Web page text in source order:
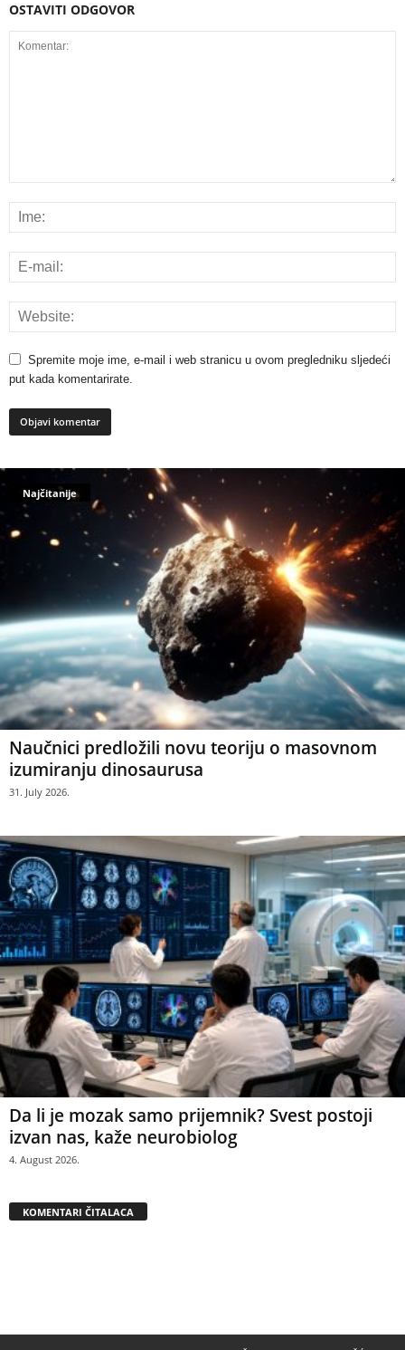
OSTAVITI ODGOVOR
Spremite moje ime, e-mail i web stranicu u ovom pregledniku sljedeći
put kada komentarirate.
Najčitanije
Naučnici predložili novu teoriju o masovnom
izumiranju dinosaurusa
31. July 2026.
Da li je mozak samo prijemnik? Svest postoji
izvan nas, kaže neurobiolog
4. August 2026.
KOMENTARI ČITALACA